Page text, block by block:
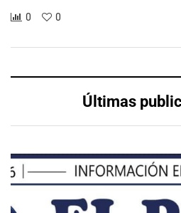
0 0
Últimas